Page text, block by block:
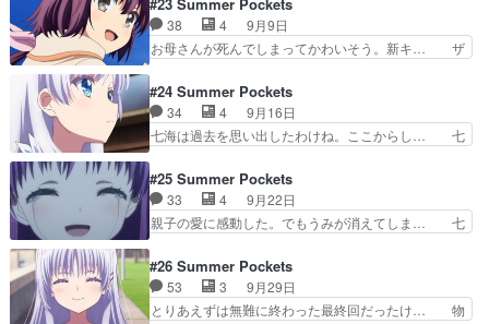
かったわ。うみのこと忘れて… 続・これなんて
CLAN…もとい人生。ハッ… “蝶番の契り”で仮の
夫婦となる羽依里とし…
台挨拶付き上映あと少し、大切に… 何というか
Keyが得意そうな展開になって… ハマりましたア
ニオタです⊂((・x・))… どうしてお泊まりしたん
る！！！絶対叡智… Aパートから泣き過ぎて、も
う感情ぐちゃぐ… 羽依里が目を覚ますと隣にはし
ろはが寝てい…
38 4
9月9日
お母さんが死んでしまってかわいそう。新キ… ザ
ああああああああ！！！！！ ロリしろ… どう見
ても訳アリのキャラだけど、七海の飄… ここから
は羽未が転生して七海として生活し… ここにきて
話が変わってきたな！！なんかワ… 最終章、
七海は気付くと鳴瀬家の鶏… しろはが能力発動し
ないようにしろはの過去… ブログを更新しまし
た!!宜しければ、是非…
#24 Summer Pockets
34 4
9月16日
七海は過去を思い出したわけね。ここからし… 七
ゃあ、幼いしろはに取っては両親の死を… 最初の
で終わってれば良かったけどもあるか… ヤーハ
ン、おめでとう。のこされたもののか… 七海はど
ういう人なの？ザーサンをキレさせ… 七海には瞳
時の記憶を取り戻したけどこれ… ・う～ん・・・
今回からではないけど失速。… 今週はあっっっっ
っっっという間に終わった…
#25 Summer Pockets
33 4
9月22日
親子の愛に感動した。でもうみが消えてしま… 七
は七影蝶の導きで自分がしろはの娘だと… なんか
あんまり感情は入らないけど、展開が… 七海の話
になってからストーリーが少しやや… うみちゃん
#26 Summer Pockets
53 3
9月29日
とりあえずは無難に終わった最終回だったけ… 物